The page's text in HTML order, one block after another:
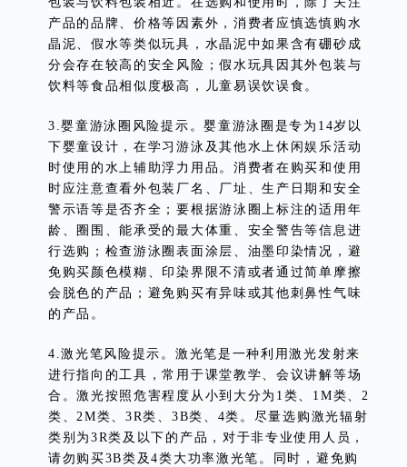
产品的品牌、价格等因素外，消费者应慎选慎购水
晶泥、假水等类似玩具，水晶泥中如果含有硼砂成
分会存在较高的安全风险；假水玩具因其外包装与
饮料等食品相似度极高，儿童易误饮误食。
3.婴童游泳圈风险提示。婴童游泳圈是专为14岁以
下婴童设计，在学习游泳及其他水上休闲娱乐活动
时使用的水上辅助浮力用品。消费者在购买和使用
时应注意查看外包装厂名、厂址、生产日期和安全
警示语等是否齐全；要根据游泳圈上标注的适用年
龄、圈围、能承受的最大体重、安全警告等信息进
行选购；检查游泳圈表面涂层、油墨印染情况，避
免购买颜色模糊、印染界限不清或者通过简单摩擦
会脱色的产品；避免购买有异味或其他刺鼻性气味
的产品。
4.激光笔风险提示。激光笔是一种利用激光发射来
进行指向的工具，常用于课堂教学、会议讲解等场
合。激光按照危害程度从小到大分为1类、1M类、2
类、2M类、3R类、3B类、4类。尽量选购激光辐射
类别为3R类及以下的产品，对于非专业使用人员，
请勿购买3B类及4类大功率激光笔。同时，避免购